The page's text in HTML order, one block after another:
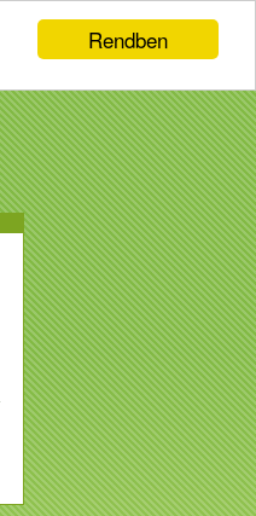
Rendben